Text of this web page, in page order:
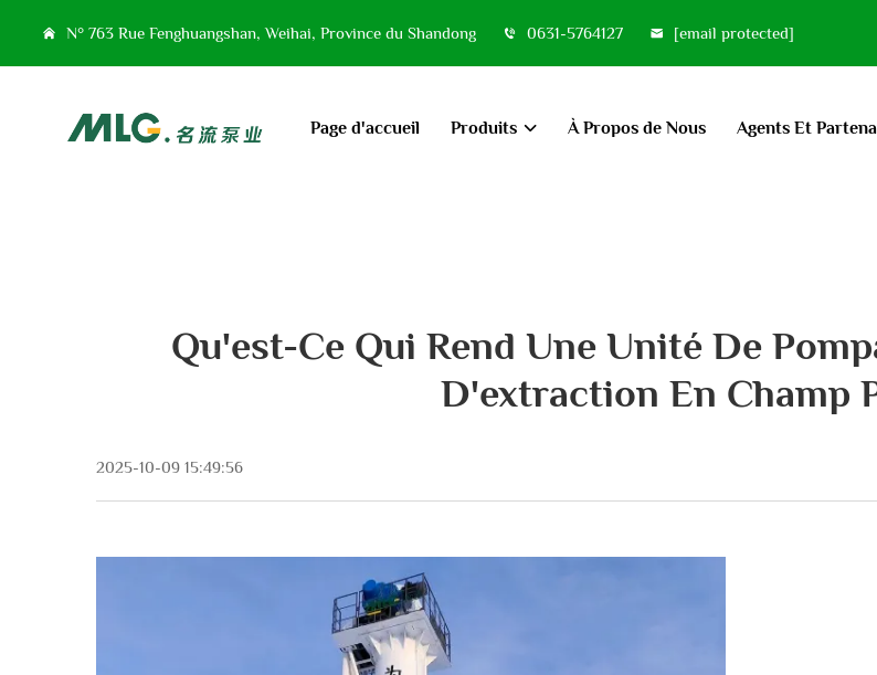
N° 763 Rue Fenghuangshan, Weihai, Province du Shandong 0631-5764127 [email protected]
Page d'accueil Produits À Propos de Nous Agents Et
Qu'est-Ce Qui Rend Une Unité De
D'extraction En Champ
2025-10-09 15:49:56